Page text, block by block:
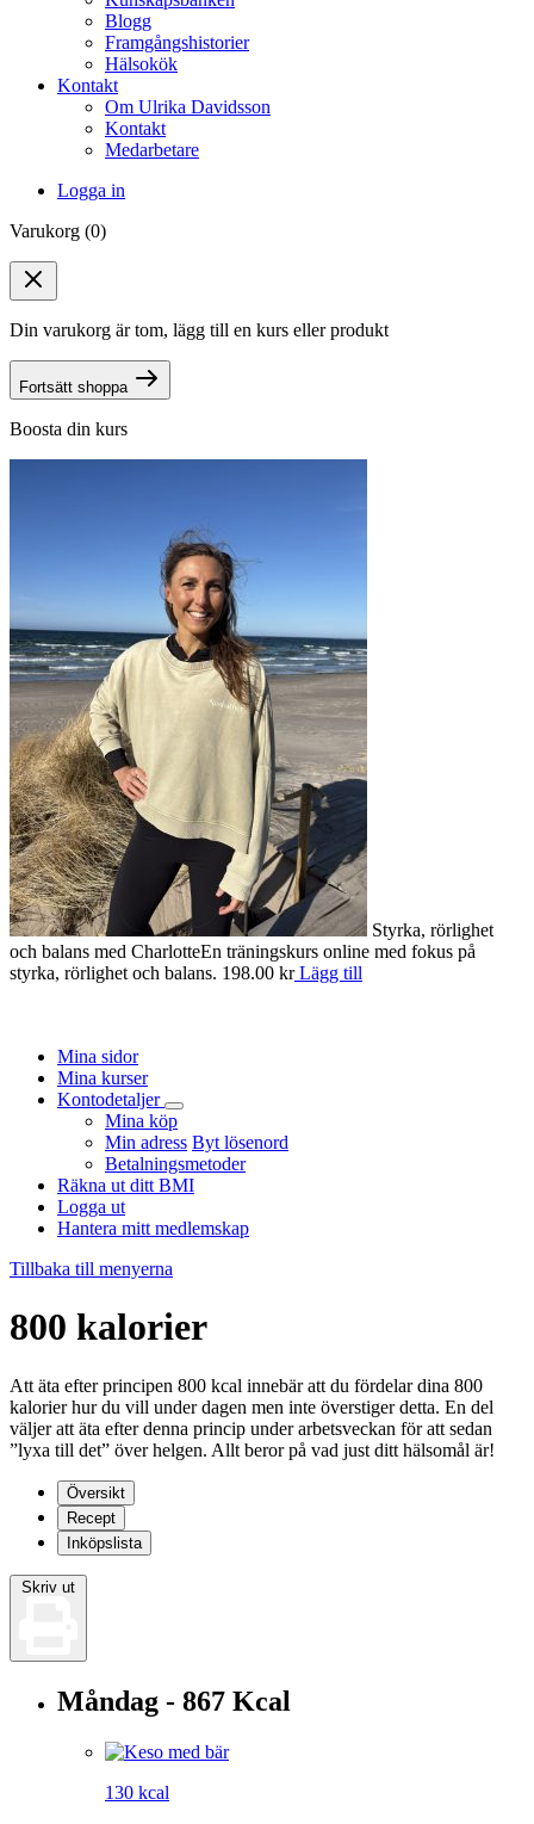
Blogg
Framgångshistorier
Hälsokök
Kontakt
Om Ulrika Davidsson
Kontakt
Medarbetare
Logga in
Varukorg (0)
Din varukorg är tom, lägg till en kurs eller produkt
Fortsätt shoppa
Boosta din kurs
Styrka, rörlighet
och balans med CharlotteEn träningskurs online med fokus på
styrka, rörlighet och balans. 198.00 krLägg till
Mina sidor
Mina kurser
Kontodetaljer
Mina köp
Min adress Byt lösenord
Betalningsmetoder
Räkna ut ditt BMI
Logga ut
Hantera mitt medlemskap
Tillbaka till menyerna
800 kalorier
Att äta efter principen 800 kcal innebär att du fördelar dina 800
kalorier hur du vill under dagen men inte överstiger detta. En del
väljer att äta efter denna princip under arbetsveckan för att sedan
”lyxa till det” över helgen. Allt beror på vad just ditt hälsomål är!
Översikt
Recept
Inköpslista
Måndag - 867 Kcal
130 kcal